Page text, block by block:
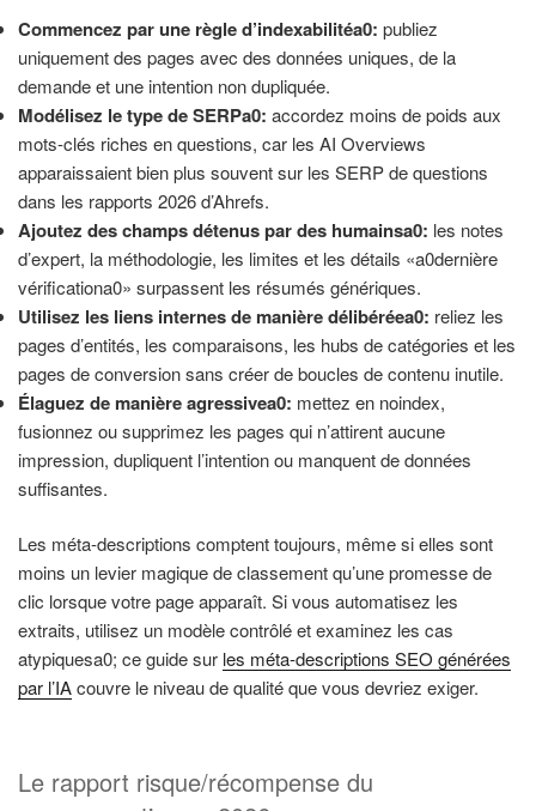
Commencez par une règle d’indexabilitéa0: publiez
uniquement des pages avec des données uniques, de la
demande et une intention non dupliquée.
Modélisez le type de SERPa0: accordez moins de poids aux
mots-clés riches en questions, car les AI Overviews
apparaissaient bien plus souvent sur les SERP de questions
dans les rapports 2026 d’Ahrefs.
Ajoutez des champs détenus par des humainsa0: les notes
d’expert, la méthodologie, les limites et les détails «a0dernière
vérificationa0» surpassent les résumés génériques.
Utilisez les liens internes de manière délibéréea0: reliez les
pages d’entités, les comparaisons, les hubs de catégories et les
pages de conversion sans créer de boucles de contenu inutile.
Élaguez de manière agressivea0: mettez en noindex,
fusionnez ou supprimez les pages qui n’attirent aucune
impression, dupliquent l’intention ou manquent de données
suffisantes.
Les méta-descriptions comptent toujours, même si elles sont
moins un levier magique de classement qu’une promesse de
clic lorsque votre page apparaît. Si vous automatisez les
extraits, utilisez un modèle contrôlé et examinez les cas
atypiquesa0; ce guide sur les méta-descriptions SEO générées
par l’IAcouvre le niveau de qualité que vous devriez exiger.
Le rapport risque/récompense du